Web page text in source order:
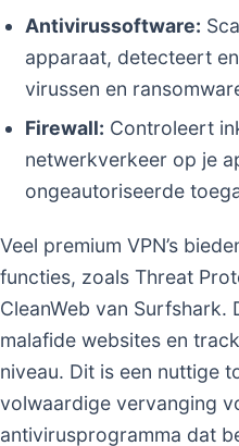
Antivirussoftware:
apparaat, detecteert
virussen en
Firewall: Controleert
netwerkverkeer op je
ongeautoriseerde
Veel premium VPN’s
functies, zoals Threat
CleanWeb van Surfshark.
malafide websites en
niveau. Dit is een nuttige
volwaardige vervanging
antivirusprogramma dat